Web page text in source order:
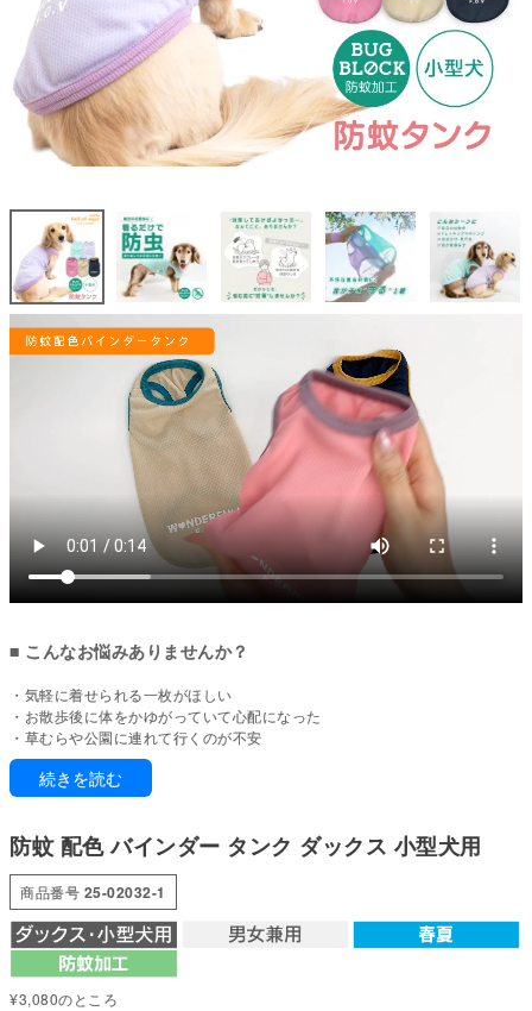
■ こんなお悩みありませんか？
・気軽に着せられる一枚がほしい
・お散歩後に体をかゆがっていて心配になった
・草むらや公園に連れて行くのが不安
・フィラリア予防の薬はしているが、蚊が気になる季節のお散歩にも気を配
りたい。
・ノミが家の中に持ち込まれないか心配
毎日に、すっと馴染む。ベーシックなタンクトップ。
ふだん使いにちょうどいいタンクトップ。コーデに合わせて楽しめます。
春夏にぴったりな薄手で軽やかなお洋服です。ほどよい伸縮性があるため、
動きやすさも◎。着脱しやすいので、服が苦手なワンちゃんにもおすすめで
す。
■ 本製品の特徴
続きを読む
防蚊 配色 バインダー タンク ダックス 小型犬用
商品番号 25-02032-1
¥3,080のところ